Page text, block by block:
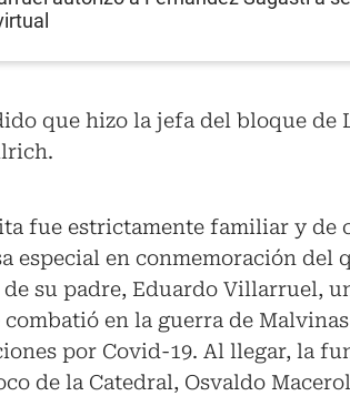
que hizo la jefa del bloque de
fue estrictamente familiar y de
especial en conmemoración del
su padre, Eduardo Villarruel,
en la guerra de
por Covid-19. Al llegar, la
de la Catedral, Osvaldo